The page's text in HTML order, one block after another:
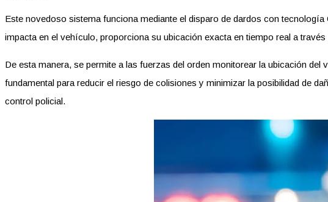
Este novedoso sistema funciona mediante el disparo de dardos con
impacta en el vehículo, proporciona su ubicación exacta en tiempo real a través
De esta manera, se permite a las fuerzas del orden monitorear la ubicación
fundamental para reducir el riesgo de colisiones y minimizar la posibilidad de
control policial.